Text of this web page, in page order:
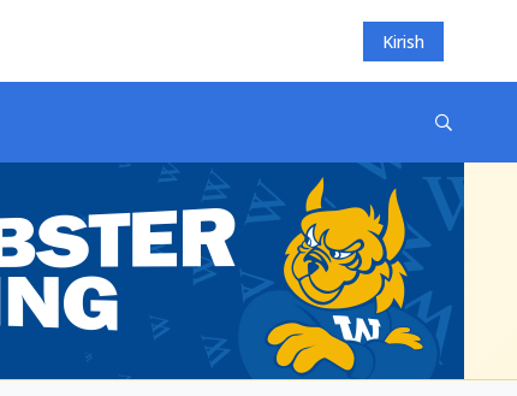
Kirish